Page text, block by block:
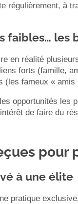
régulièrement, à
faibles… les
en réalité
forts (famille,
fameux « amis
opportunités les
de faire du
pour
à une élite
pratique